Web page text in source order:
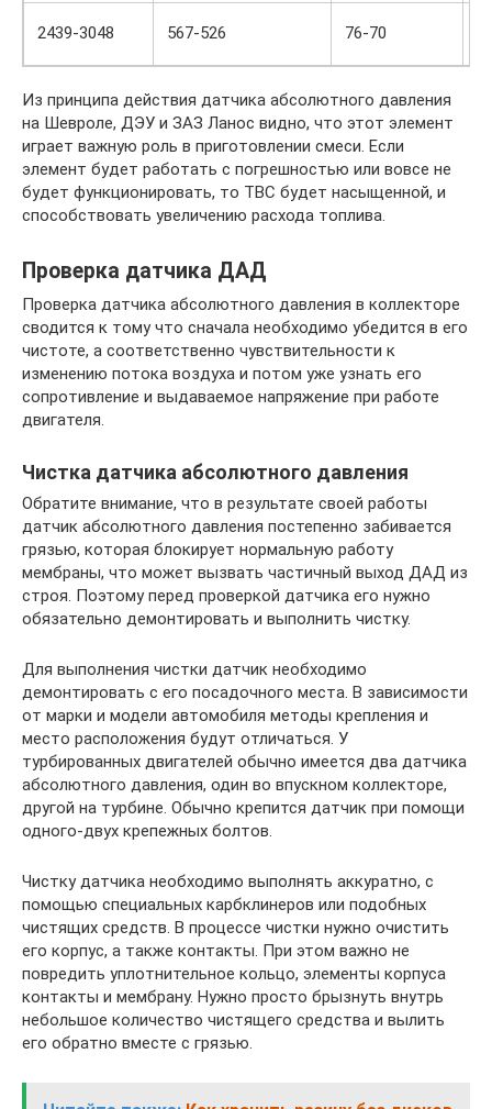
2439-3048 567-526 76-70
Из принципа действия датчика абсолютного давления
на Шевроле, ДЭУ и ЗАЗ Ланос видно, что этот элемент
играет важную роль в приготовлении смеси. Если
элемент будет работать с погрешностью или вовсе не
будет функционировать, то ТВС будет насыщенной, и
способствовать увеличению расхода топлива.
Проверка датчика ДАД
Проверка датчика абсолютного давления в коллекторе
сводится к тому что сначала необходимо убедится в его
чистоте, а соответственно чувствительности к
изменению потока воздуха и потом уже узнать его
сопротивление и выдаваемое напряжение при работе
двигателя.
Чистка датчика абсолютного давления
Обратите внимание, что в результате своей работы
датчик абсолютного давления постепенно забивается
грязью, которая блокирует нормальную работу
мембраны, что может вызвать частичный выход ДАД из
строя. Поэтому перед проверкой датчика его нужно
обязательно демонтировать и выполнить чистку.
Для выполнения чистки датчик необходимо
демонтировать с его посадочного места. В зависимости
от марки и модели автомобиля методы крепления и
место расположения будут отличаться. У
турбированных двигателей обычно имеется два датчика
абсолютного давления, один во впускном коллекторе,
другой на турбине. Обычно крепится датчик при помощи
одного-двух крепежных болтов.
Чистку датчика необходимо выполнять аккуратно, с
помощью специальных карбклинеров или подобных
чистящих средств. В процессе чистки нужно очистить
его корпус, а также контакты. При этом важно не
повредить уплотнительное кольцо, элементы корпуса
контакты и мембрану. Нужно просто брызнуть внутрь
небольшое количество чистящего средства и вылить
его обратно вместе с грязью.